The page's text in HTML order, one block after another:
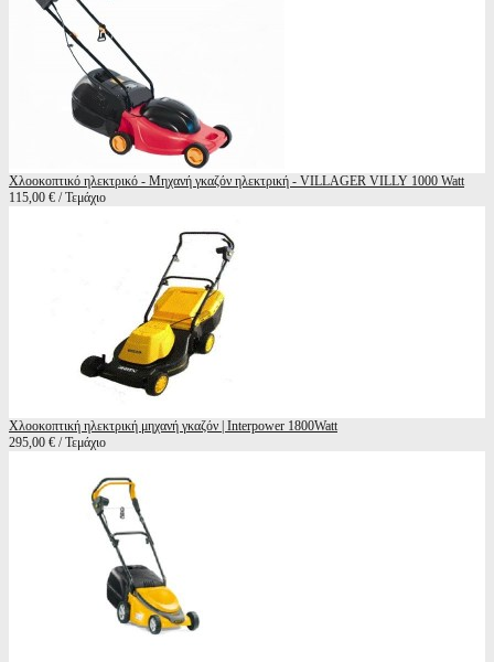
Χλοοκοπτικό ηλεκτρικό - Μηχανή γκαζόν ηλεκτρική - VILLAGER VILLY 1000 Watt
115,00 € / Τεμάχιο
Χλοοκοπτική ηλεκτρική μηχανή γκαζόν | Interpower 1800Watt
295,00 € / Τεμάχιο